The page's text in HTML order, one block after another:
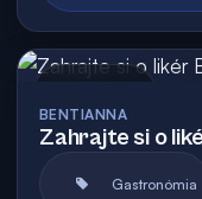
BENTIANNA
Zahrajte si o
Gastronómia